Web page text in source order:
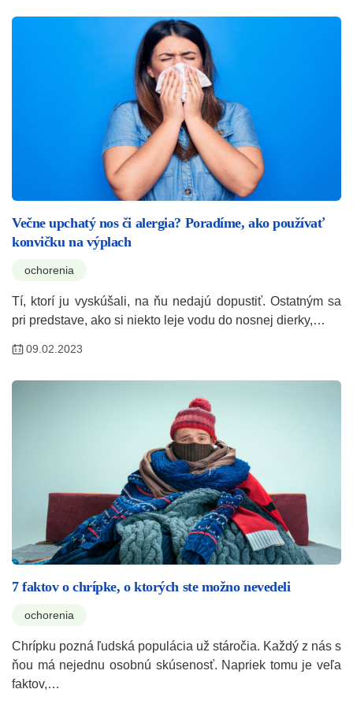
Večne upchatý nos či alergia? Poradíme, ako používať
konvičku na výplach
ochorenia
Tí, ktorí ju vyskúšali, na ňu nedajú dopustiť. Ostatným sa
pri predstave, ako si niekto leje vodu do nosnej dierky,…
09.02.2023
7 faktov o chrípke, o ktorých ste možno nevedeli
ochorenia
Chrípku pozná ľudská populácia už stáročia. Každý z nás s
ňou má nejednu osobnú skúsenosť. Napriek tomu je veľa
faktov,…